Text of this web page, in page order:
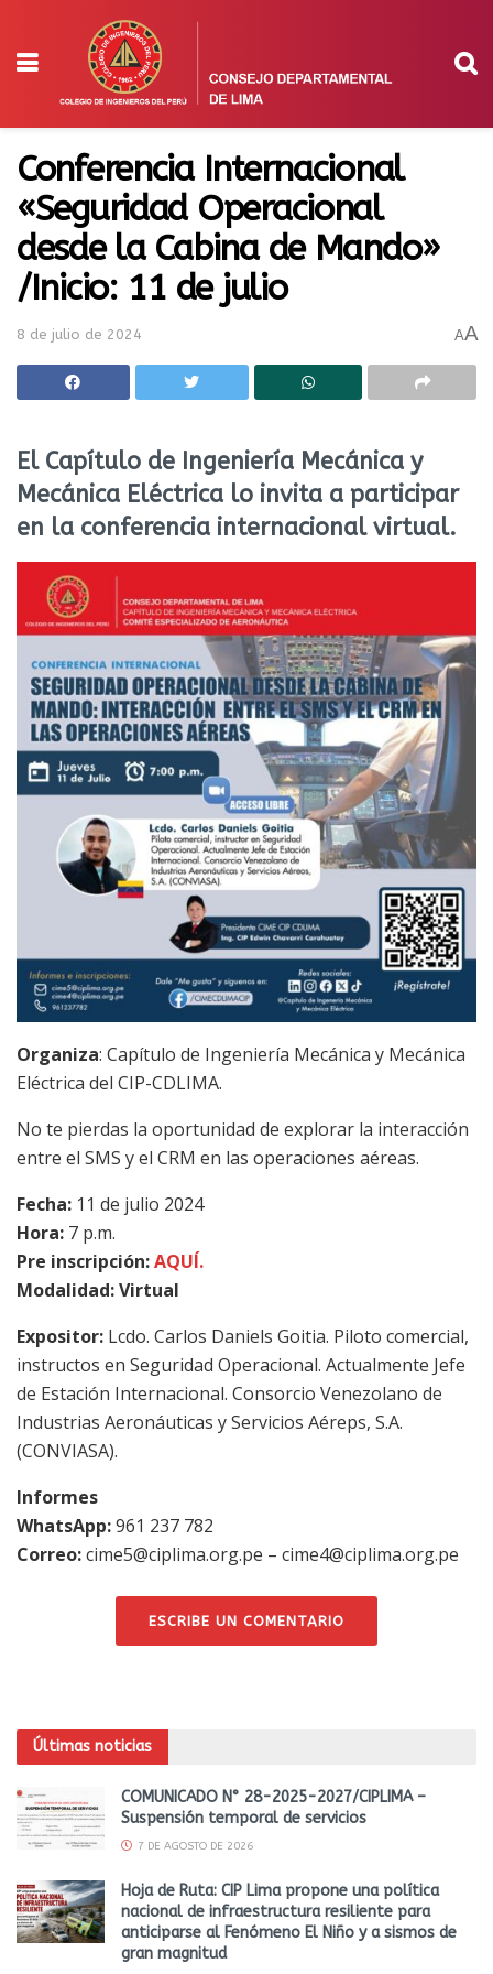
Conferencia Internacional
«Seguridad Operacional
desde la Cabina de Mando»
/Inicio: 11 de julio
8 de julio de 2024 AA
El Capítulo de Ingeniería Mecánica y
Mecánica Eléctrica lo invita a participar
en la conferencia internacional virtual.
Organiza: Capítulo de Ingeniería Mecánica y Mecánica
Eléctrica del CIP-CDLIMA.
No te pierdas la oportunidad de explorar la interacción
entre el SMS y el CRM en las operaciones aéreas.
Fecha: 11 de julio 2024
Hora: 7 p.m.
Pre inscripción:AQUÍ.
Modalidad: Virtual
Expositor: Lcdo. Carlos Daniels Goitia. Piloto comercial,
instructos en Seguridad Operacional. Actualmente Jefe
de Estación Internacional. Consorcio Venezolano de
Industrias Aeronáuticas y Servicios Aéreps, S.A.
(CONVIASA).
Informes
WhatsApp:961 237 782
Correo:cime5@ciplima.org.pe – cime4@ciplima.org.pe
ESCRIBE UN COMENTARIO
Últimas noticias
COMUNICADO N° 28-2025-2027/CIPLIMA –
Suspensión temporal de servicios
7 DE AGOSTO DE 2026
Hoja de Ruta: CIP Lima propone una política
nacional de infraestructura resiliente para
anticiparse al Fenómeno El Niño y a sismos de
gran magnitud